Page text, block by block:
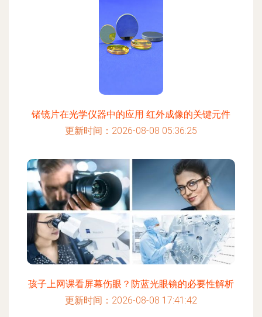
锗镜片在光学仪器中的应用 红外成像的关键元件
更新时间：2026-08-08 05:36:25
孩子上网课看屏幕伤眼？防蓝光眼镜的必要性解析
更新时间：2026-08-08 17:41:42